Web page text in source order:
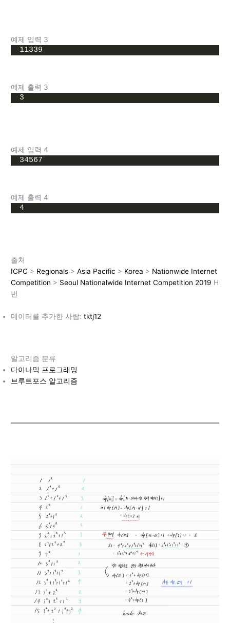
예제 입력 3
11339
예제 출력 3
3
예제 입력 4
34567
예제 출력 4
4
출처
ICPC > Regionals >Asia Pacific > Korea > Nationwide Internet
Competition > Seoul Nationalwide Internet Competition 2019 H
번
데이터를 추가한 사람:tktj12
알고리즘 분류
다이나믹 프로그래밍
브루트포스 알고리즘